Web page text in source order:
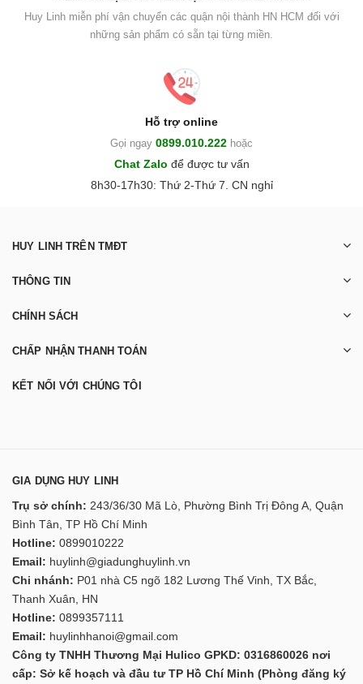
Huy Linh miễn phí vận chuyển các quận nội thành HN HCM đối với
những sản phẩm có sẵn tại từng miền.
Hỗ trợ online
Gọi ngay 0899.010.222 hoặc
Chat Zalo để được tư vấn
8h30-17h30: Thứ 2-Thứ 7. CN nghỉ
HUY LINH TRÊN TMĐT
THÔNG TIN
CHÍNH SÁCH
CHẤP NHẬN THANH TOÁN
KẾT NỐI VỚI CHÚNG TÔI
GIA DỤNG HUY LINH
Trụ sở chính: 243/36/30 Mã Lò, Phường Bình Trị Đông A, Quận
Bình Tân, TP Hồ Chí Minh
Hotline: 0899010222
Email: huylinh@giadunghuylinh.vn
Chi nhánh: P01 nhà C5 ngõ 182 Lương Thế Vinh, TX Bắc,
Thanh Xuân, HN
Hotline: 0899357111
Email: huylinhhanoi@gmail.com
Công ty TNHH Thương Mại Hulico GPKD: 0316860026 nơi
cấp: Sở kế hoạch và đầu tư TP Hồ Chí Minh (Phòng đăng ký